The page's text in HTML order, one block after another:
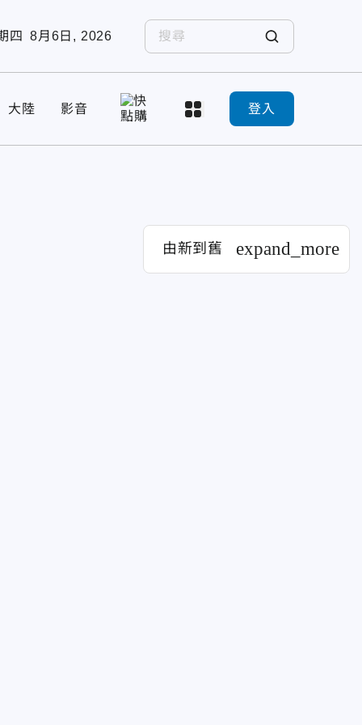
四 8月6日, 2026
大陸 影音 登入
由新到舊 expand_more